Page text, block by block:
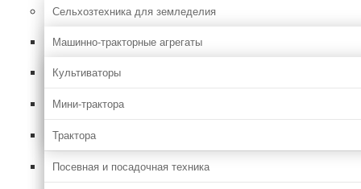
Сельхозтехника для земледелия
Машинно-тракторные агрегаты
Культиваторы
Мини-трактора
Трактора
Посевная и посадочная техника